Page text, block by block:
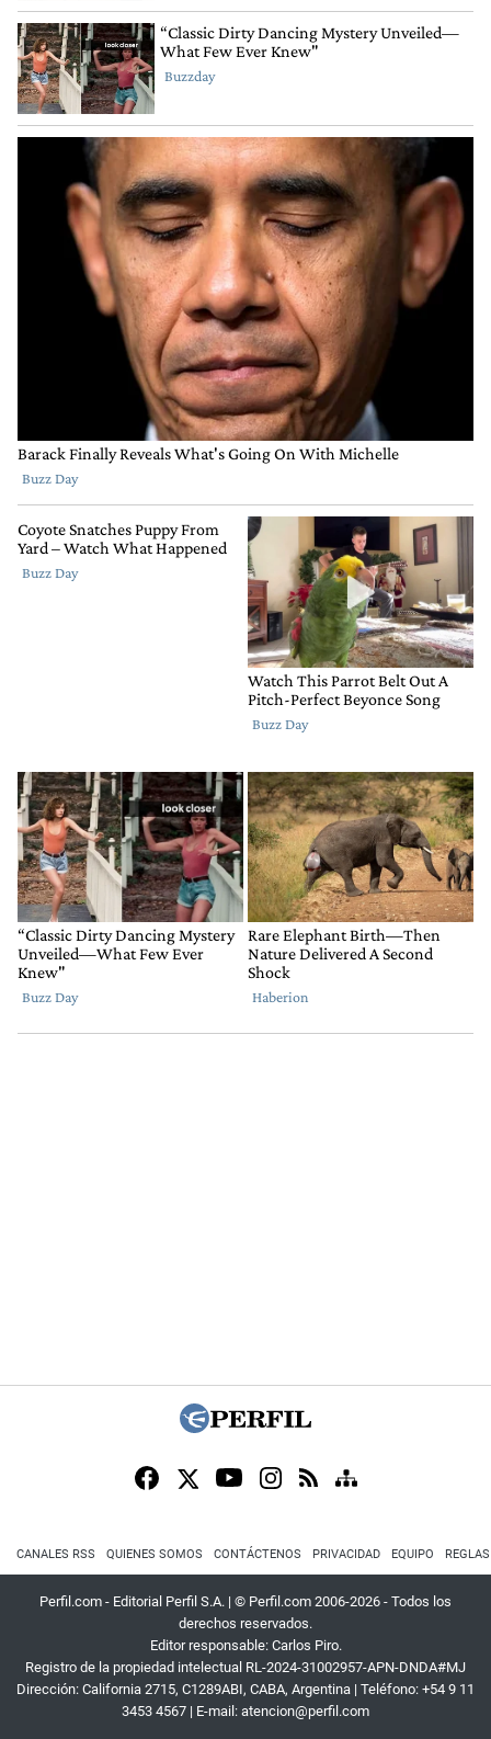
CANALES RSS QUIENES SOMOS CONTÁCTENOS PRIVACIDAD EQUIPO
Perfil.com - Editorial Perfil S.A. | © Perfil.com 2006-2026 - Todos los
derechos reservados.
Editor responsable: Carlos Piro.
Registro de la propiedad intelectual RL-2024-31002957-APN-DNDA#MJ
Dirección: California 2715, C1289ABI, CABA, Argentina | Teléfono: +54 9 11
3453 4567 | E-mail: atencion@perfil.com